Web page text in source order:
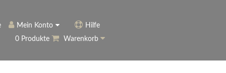
Mein Konto
Anmelden
Hilfe
0 Produkte
Warenkorb